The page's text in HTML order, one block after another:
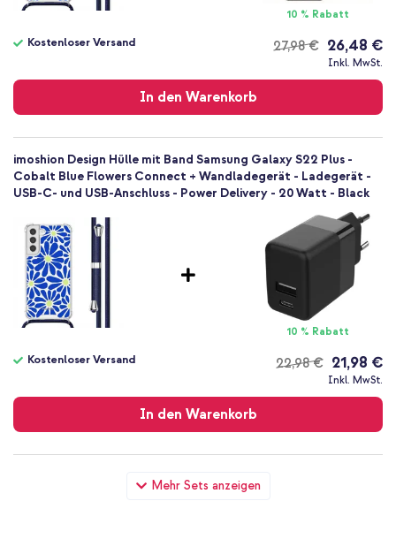
Hülle
Mehr Sets anzeigen
10 % Rabatt
27,98 €
Kostenloser Versand 26,48 €
Inkl. MwSt.
In den Warenkorb
Versand
imoshion Design Hülle mit Band Samsung Galaxy S22 Plus -
Cobalt Blue Flowers Connect + Wandladegerät - Ladegerät -
USB-C- und USB-Anschluss - Power Delivery - 20 Watt - Black
10 % Rabatt
22,98 €
Kostenloser Versand 21,98 €
Inkl. MwSt.
In den Warenkorb
Versand
imoshion Design Hülle mit Band Samsung Galaxy S22 Plus -
Cobalt Blue Flowers Connect + Full Cover Screen Protector